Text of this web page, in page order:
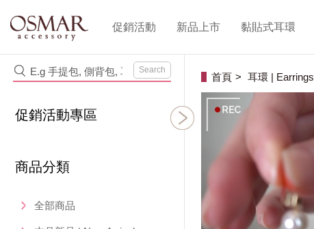
促銷活動 新品上市 黏貼式耳環
Search
促銷活動專區
商品分類
全部商品
首頁 耳環 | Earrings